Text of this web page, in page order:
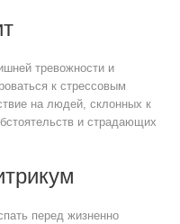
тревожности и
к стрессовым
на людей, склонных к
и страдающих
перед жизненно